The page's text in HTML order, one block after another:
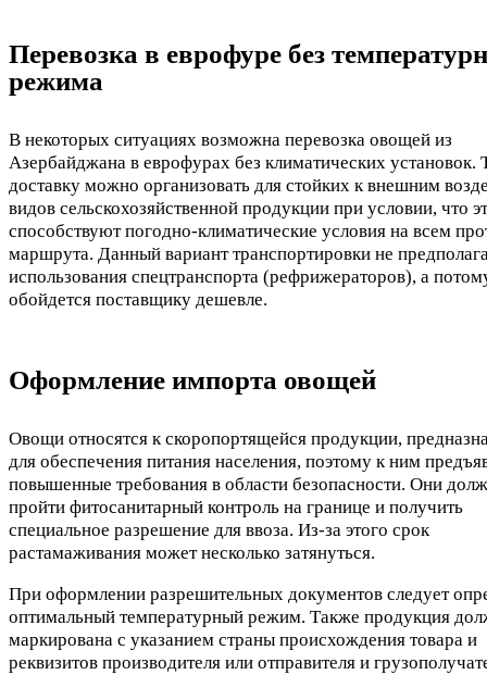
Перевозка в еврофуре без
режима
В некоторых ситуациях возможна перевозка овощей из
Азербайджана в еврофурах без климатических установок.
доставку можно организовать для стойких к внешним
видов сельскохозяйственной продукции при условии, что
способствуют погодно-климатические условия на всем
маршрута. Данный вариант транспортировки не
использования спецтранспорта (рефрижераторов), а
обойдется поставщику дешевле.
Оформление импорта овощей
Овощи относятся к скоропортящейся продукции,
для обеспечения питания населения, поэтому к ним
повышенные требования в области безопасности. Они
пройти фитосанитарный контроль на границе и получить
специальное разрешение для ввоза. Из-за этого срок
растамаживания может несколько затянуться.
При оформлении разрешительных документов следует
оптимальный температурный режим. Также продукция
маркирована с указанием страны происхождения товара и
реквизитов производителя или отправителя и